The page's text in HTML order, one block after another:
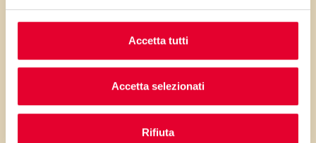
Accetta tutti
Accetta selezionati
Rifiuta
Glutei.
Perfetta e amata soprattutto
dall’universo femminile, questa
tipologia di esercizi può essere